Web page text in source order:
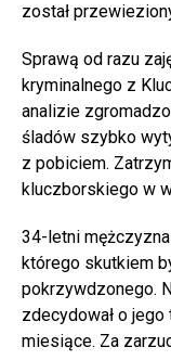
został
Sprawą od razu
kryminalnego z
analizie
śladów szybko
z pobiciem.
kluczborskiego w
34-letni mężczyzna
którego skutkiem
pokrzywdzonego.
zdecydował o
miesiące. Za